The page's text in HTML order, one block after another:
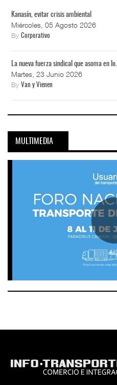
Kanasín, evitar crisis ambiental
Miércoles, 05 Agosto 2026
By Corporativo
La nueva fuerza sindical que asoma en lo...
Martes, 23 Junio 2026
By Van y Vienen
MULTIMEDIA